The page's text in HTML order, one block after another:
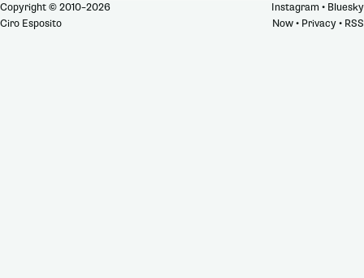
Copyright © 2010–2026
Ciro Esposito
Instagram • Bluesky
Now• Privacy• RSS